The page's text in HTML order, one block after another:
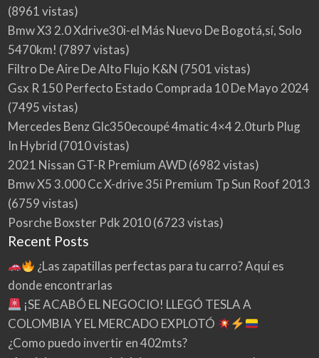
(8961 vistas)
Bmw X3 2.0 Xdrive30i-el Más Nuevo De Bogotá,sí, Solo
5470km! (7897 vistas)
Filtro De Aire De Alto Flujo K&N (7501 vistas)
Gsx R 150 Perfecto Estado Comprada 10 De Mayo 2024
(7495 vistas)
Mercedes Benz Glc350ecoupé 4matic 4×4 2.0turb Plug
In Hybrid (7010 vistas)
2021 Nissan GT-R Premium AWD(6982 vistas)
Bmw X5 3.000 Cc X-drive 35i Premium Tp Sun Roof 2013
(6759 vistas)
Posrche Boxster Pdk 2010(6723 vistas)
Recent Posts
¿Las zapatillas perfectas para tu carro? Aquí es
donde encontrarlas
¡SE ACABÓ EL NEGOCIO! LLEGÓ TESLA A
COLOMBIA Y EL MERCADO EXPLOTÓ
¿Como puedo invertir en 402mts?